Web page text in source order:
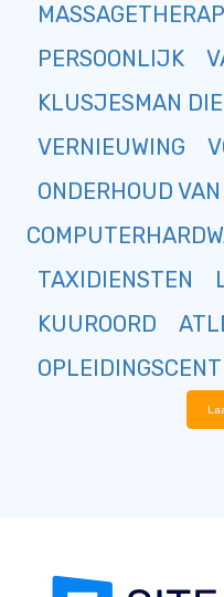
PERSOONLIJK
KLUSJESMAN
VERNIEUWING
ONDERHOUD VAN
TAXIDIENSTEN
KUUROORD